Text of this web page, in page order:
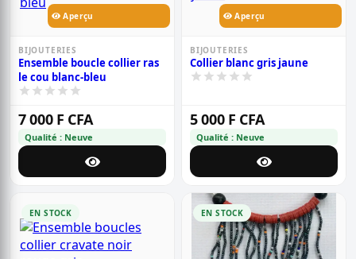
Aperçu
BIJOUTERIES
Ensemble boucle collier ras
le cou blanc-bleu
7 000 F CFA
Qualité : Neuve
Aperçu
BIJOUTERIES
Collier blanc gris jaune
5 000 F CFA
Qualité : Neuve
EN STOCK EN STOCK